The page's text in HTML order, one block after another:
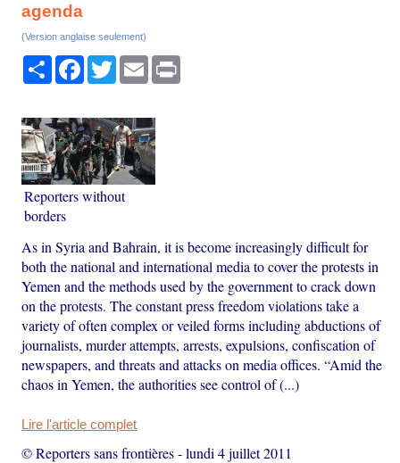
agenda
(Version anglaise seulement)
PartagerFacebook
TwitterEmail
Reporters without
borders
As in Syria and Bahrain, it is become increasingly difficult for
both the national and international media to cover the protests in
Yemen and the methods used by the government to crack down
on the protests. The constant press freedom violations take a
variety of often complex or veiled forms including abductions of
journalists, murder attempts, arrests, expulsions, confiscation of
newspapers, and threats and attacks on media offices. “Amid the
chaos in Yemen, the authorities see control of (...)
Lire l'article complet
© Reporters sans frontières-lundi 4 juillet 2011